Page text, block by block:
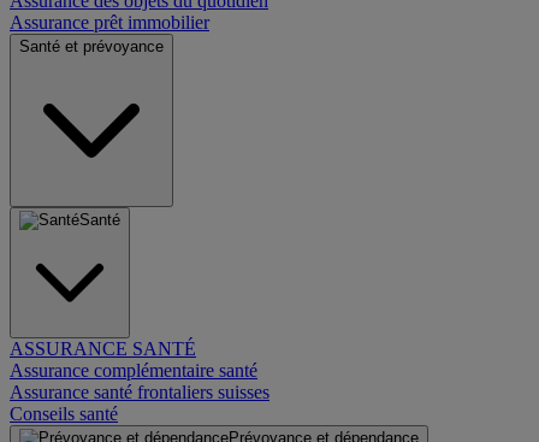
Assurance prêt immobilier
Santé et prévoyance
Santé
ASSURANCE SANTÉ
Assurance complémentaire santé
Assurance santé frontaliers suisses
Conseils santé
Prévoyance et dépendance